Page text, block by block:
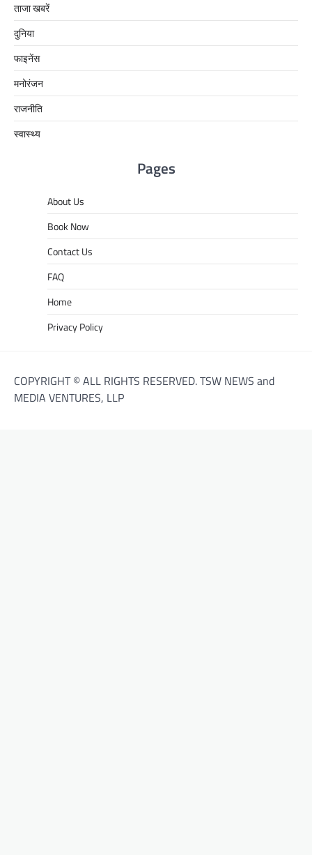
ताजा खबरें
दुनिया
फाइनेंस
मनोरंजन
राजनीति
स्वास्थ्य
Pages
About Us
Book Now
Contact Us
FAQ
Home
Privacy Policy
COPYRIGHT © ALL RIGHTS RESERVED. TSW NEWS and
MEDIA VENTURES, LLP